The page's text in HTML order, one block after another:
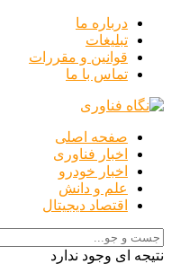
درباره ما
تبلیغات
قوانین و مقررات
تماس با ما
صفحه اصلی
اخبار فناوری
اخبار خودرو
علم و دانش
اقتصاد دیجیتال
نتیجه ای وجود ندارد